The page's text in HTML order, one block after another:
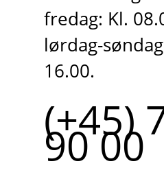
fredag: Kl.
lørdag-
16.00.
(+45)
90 00